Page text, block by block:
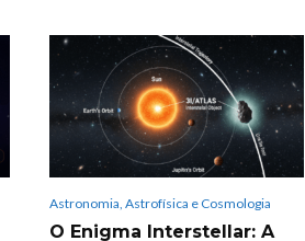
Astronomia, Astrofísica e Cosmologia
O Enigma Interstellar: A